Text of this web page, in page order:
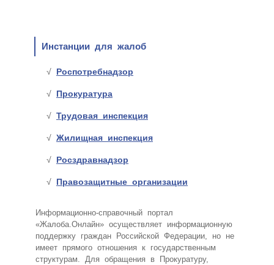
Инстанции для жалоб
Роспотребнадзор
Прокуратура
Трудовая инспекция
Жилищная инспекция
Росздравнадзор
Правозащитные организации
Информационно-справочный портал
«Жалоба.Онлайн» осуществляет информационную
поддержку граждан Российской Федерации, но не
имеет прямого отношения к государственным
структурам. Для обращения в Прокуратуру,